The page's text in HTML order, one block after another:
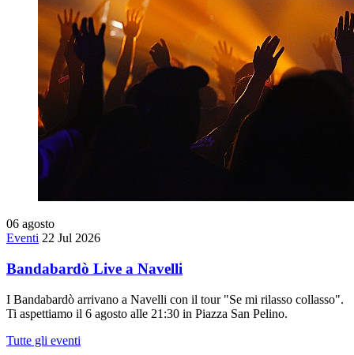
06 agosto
Eventi 22 Jul 2026
Bandabardò Live a Navelli
I Bandabardò arrivano a Navelli con il tour "Se mi rilasso collasso".
Ti aspettiamo il 6 agosto alle 21:30 in Piazza San Pelino.
Tutte gli eventi